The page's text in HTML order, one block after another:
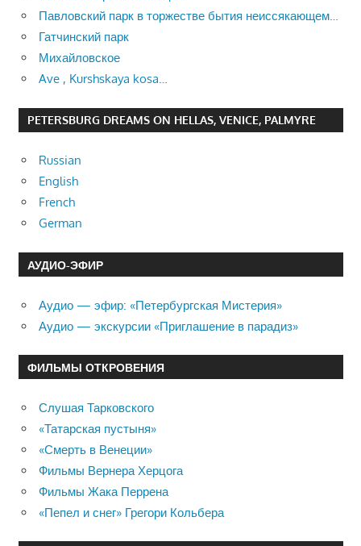
Павловский парк в торжестве бытия неиссякающем…
Гатчинский парк
Михайловское
Ave , Kurshskaya kosa…
PETERSBURG DREAMS ON HELLAS, VENICE, PALMYRE
Russian
English
French
German
АУДИО-ЭФИР
Аудио — эфир: «Петербургская Мистерия»
Аудио — экскурсии «Приглашение в парадиз»
ФИЛЬМЫ ОТКРОВЕНИЯ
Слушая Тарковского
«Татарская пустыня»
«Смерть в Венеции»
Фильмы Вернера Херцога
Фильмы Жака Перрена
«Пепел и снег» Грегори Кольбера